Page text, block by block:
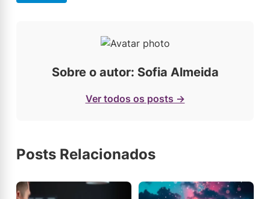
Sobre o autor: Sofia Almeida
Ver todos os posts →
Posts Relacionados